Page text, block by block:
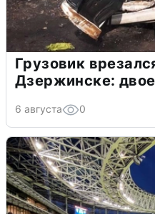
Грузовик
Дзержинске:
6 августа 0